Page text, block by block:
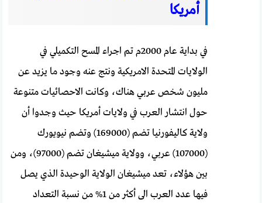
أمريكا
في بداية عام 2000م تم اجراء المسح التكميلي في
الولايات المتحدة الامريكية ونتج عنه وجود ما يزيد عن
مليون شخص عربي هناك، وكانت الاحصائيات متنوعة
حول انتشار العرب في ولايات أمريكا حيث وجدوا أن
ولاية كاليفورنيا تضم (169000) وتضم نيويورك
(107000) عربي، وولاية ميشيغان تضم (97000)، ومن
بين هؤلاء، تعد ميشيغان الولاية الوحيدة الذي يصل
فيها عدد العرب الى أكثر من 1% من نسبة التعداد